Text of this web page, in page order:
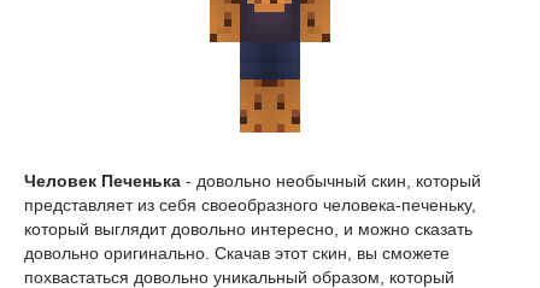
Человек Печенька - довольно необычный скин, который
представляет из себя своеобразного человека-печеньку,
который выглядит довольно интересно, и можно сказать
довольно оригинально. Скачав этот скин, вы сможете
похвастаться довольно уникальный образом, который